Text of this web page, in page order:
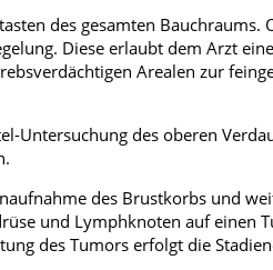
des gesamten Bauchraums.
Diese erlaubt dem Arzt
Arealen zur
Untersuchung des oberen
des Brustkorbs und
und Lymphknoten auf einen
des Tumors erfolgt die